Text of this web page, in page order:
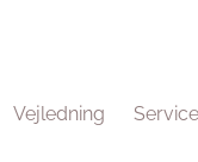
Vejledning Service